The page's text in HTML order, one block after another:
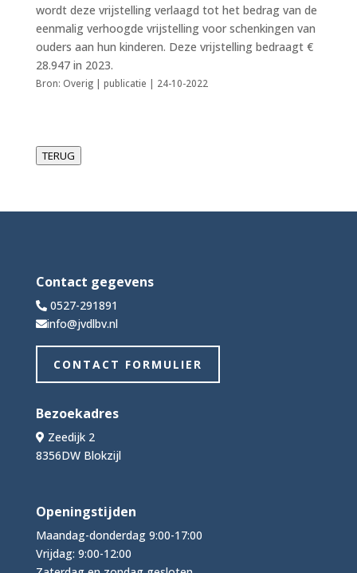
wordt deze vrijstelling verlaagd tot het bedrag van de
eenmalig verhoogde vrijstelling voor schenkingen van
ouders aan hun kinderen. Deze vrijstelling bedraagt €
28.947 in 2023.
Bron: Overig | publicatie | 24-10-2022
TERUG
Contact gegevens
0527-291891
info@jvdlbv.nl
CONTACT FORMULIER
Bezoekadres
Zeedijk 2
8356DW Blokzijl
Openingstijden
Maandag-donderdag 9:00-17:00
Vrijdag: 9:00-12:00